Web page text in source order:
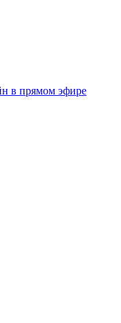
в прямом эфире